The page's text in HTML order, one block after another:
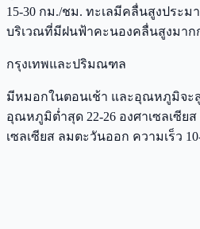
15-30 กม./ชม. ทะเลมีคลื่นสูงประม
บริเวณที่มีฝนฟ้าคะนองคลื่นสูงมาก
กรุงเทพและปริมณฑล
มีหมอกในตอนเช้า และอุณหภูมิจะสู
อุณหภูมิต่ำสุด 22-26 องศาเซลเซีย
เซลเซียส ลมตะวันออก ความเร็ว